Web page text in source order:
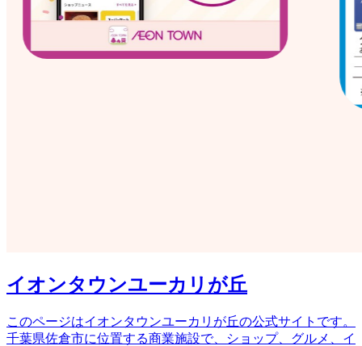
イオンタウンユーカリが丘
このページはイオンタウンユーカリが丘の公式サイトです。
千葉県佐倉市に位置する商業施設で、ショップ、グルメ、イ